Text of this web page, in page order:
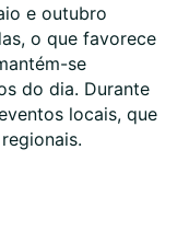
e outubro
o que favorece
se
do dia. Durante
locais, que